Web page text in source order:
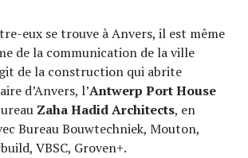
eux se trouve à Anvers, il est même
de la communication de la ville
de la construction qui abrite
d’Anvers, l’Antwerp Port House
Zaha Hadid Architects, en
Bureau Bouwtechniek, Mouton,
VBSC, Groven+.